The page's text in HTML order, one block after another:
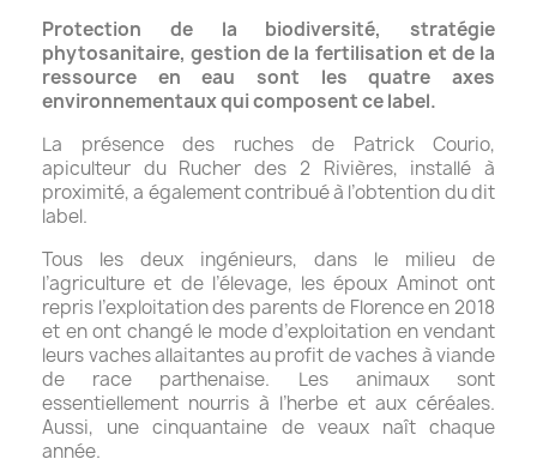
Protection de la biodiversité, stratégie
phytosanitaire, gestion de la fertilisation et de la
ressource en eau sont les quatre axes
environnementaux qui composent ce label.
La présence des ruches de Patrick Courio,
apiculteur du Rucher des 2 Rivières, installé à
proximité, a également contribué à l’obtention du dit
label.
Tous les deux ingénieurs, dans le milieu de
l’agriculture et de l’élevage, les époux Aminot ont
repris l’exploitation des parents de Florence en 2018
et en ont changé le mode d’exploitation en vendant
leurs vaches allaitantes au profit de vaches à viande
de race parthenaise. Les animaux sont
essentiellement nourris à l’herbe et aux céréales.
Aussi, une cinquantaine de veaux naît chaque
année.